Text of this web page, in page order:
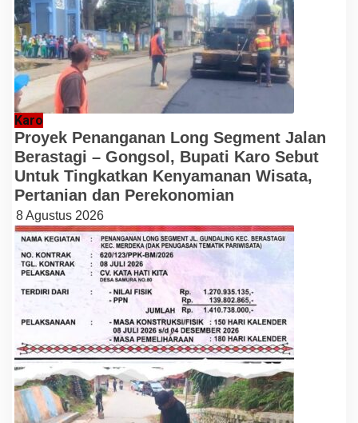
Karo
Proyek Penanganan Long Segment Jalan
Berastagi – Gongsol, Bupati Karo Sebut
Untuk Tingkatkan Kenyamanan Wisata,
Pertanian dan Perekonomian
8 Agustus 2026